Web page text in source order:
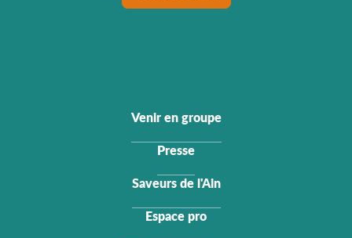
Venir en groupe
Presse
Saveurs de l'Ain
Espace pro